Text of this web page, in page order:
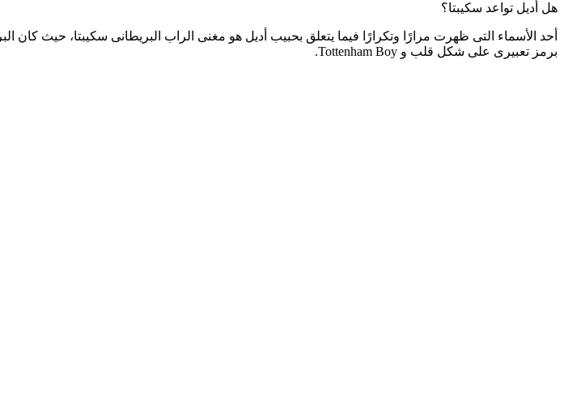
هل أديل تواعد سكيبتا؟
أحد الأسماء التى ظهرت مرارًا وتكرارًا فيما يتعلق بحبيب أديل هو مغنى الراب البريطانى سكيبتا، حيث
برمز تعبيرى على شكل قلب و Tottenham Boy.